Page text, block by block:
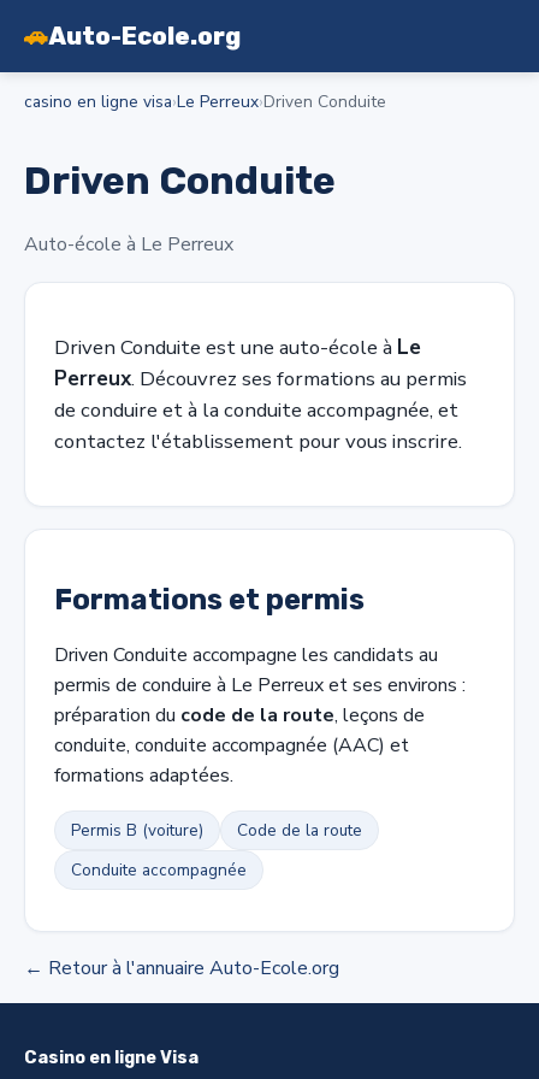
🚗Auto-Ecole.org
casino en ligne visa›Le Perreux›Driven Conduite
Driven Conduite
Auto-école à Le Perreux
Driven Conduite est une auto-école à Le
Perreux. Découvrez ses formations au permis
de conduire et à la conduite accompagnée, et
contactez l'établissement pour vous inscrire.
Formations et permis
Driven Conduite accompagne les candidats au
permis de conduire à Le Perreux et ses environs :
préparation du code de la route, leçons de
conduite, conduite accompagnée (AAC) et
formations adaptées.
Permis B (voiture)
Code de la route
Conduite accompagnée
← Retour à l'annuaire Auto-Ecole.org
Casino en ligne Visa